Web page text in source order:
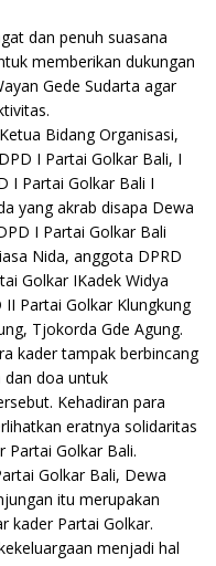
dan penuh suasana
memberikan dukungan
Gede Sudarta agar
Bidang Organisasi,
I Partai Golkar Bali, I
I Partai Golkar Bali I
yang akrab disapa Dewa
I Partai Golkar Bali
Nida, anggota DPRD
Golkar IKadek Widya
II Partai Golkar Klungkung
Tjokorda Gde Agung.
kader tampak berbincang
dan doa untuk
Kehadiran para
eratnya solidaritas
Partai Golkar Bali.
Golkar Bali, Dewa
itu merupakan
kader Partai Golkar.
menjadi hal